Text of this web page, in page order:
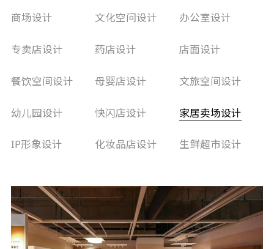
商场设计 文化空间设计 办公室设计
专卖店设计 药店设计 店面设计
餐饮空间设计 母婴店设计 文旅空间设计
幼儿园设计 快闪店设计 家居卖场设计
IP形象设计 化妆品店设计 生鲜超市设计